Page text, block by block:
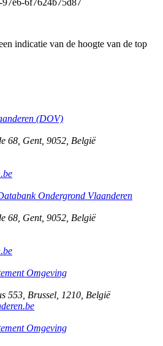
indicatie van de hoogte van de top
(DOV)
68 Gent, 9052 België
Ondergrond Vlaanderen
68 Gent, 9052 België
Omgeving
553 Brussel 1210 België
Omgeving